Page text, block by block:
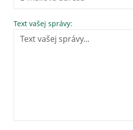
Text vašej správy: